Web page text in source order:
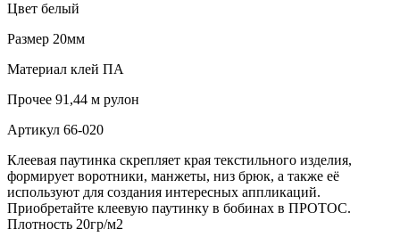
Цвет белый
Размер 20мм
Материал клей ПА
Прочее 91,44 м рулон
Артикул 66-020
Клеевая паутинка скрепляет края текстильного изделия,
формирует воротники, манжеты, низ брюк, а также её
используют для создания интересных аппликаций.
Приобретайте клеевую паутинку в бобинах в ПРОТОС.
Плотность 20гр/м2